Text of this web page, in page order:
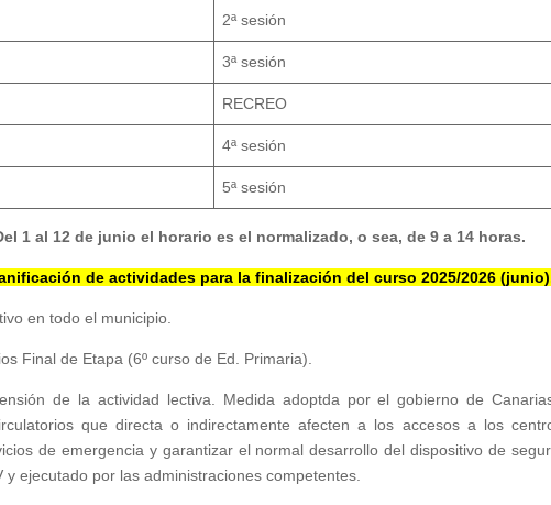
2ª sesión
3ª sesión
RECREO
4ª sesión
5ª sesión
1 al 12 de junio el horario es el normalizado, o sea, de 9 a 14 horas.
de actividades para la finalización del curso 2025/2026
en todo el municipio.
Final de Etapa (6º curso de Ed. Primaria).
de la actividad lectiva. Medida adoptda por el gobierno de
que directa o indirectamente afecten a los accesos a los
de emergencia y garantizar el normal desarrollo del dispositivo de
ejecutado por las administraciones competentes.